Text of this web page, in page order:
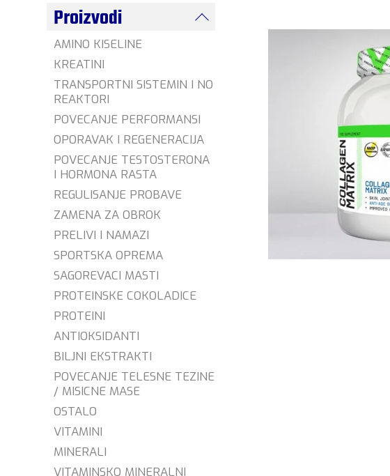
Proizvodi
AMINO KISELINE
KREATINI
TRANSPORTNI SISTEMIN I NO
REAKTORI
POVECANJE PERFORMANSI
OPORAVAK I REGENERACIJA
POVECANJE TESTOSTERONA
I HORMONA RASTA
REGULISANJE PROBAVE
ZAMENA ZA OBROK
PRELIVI I NAMAZI
SPORTSKA OPREMA
SAGOREVACI MASTI
PROTEINSKE COKOLADICE
PROTEINI
ANTIOKSIDANTI
BILJNI EKSTRAKTI
POVECANJE TELESNE TEZINE
/ MISICNE MASE
OSTALO
VITAMINI
MINERALI
VITAMINSKO MINERALNI